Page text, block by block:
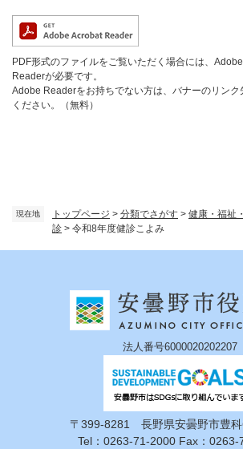
現在地 トップページ > 分類でさがす > 健康・福祉
診 > 令和8年度健診こよみ
PDF形式のファイルをご覧いただく場合には、
Readerが必要です。
Adobe Readerをお持ちでない方は、バナーのリンク
ください。（無料）
法人番号6000020202207
〒399-8281 長野県安曇野市豊
Tel：0263-71-2000 Fax：0263-